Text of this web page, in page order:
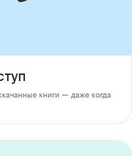
книги — даже когда